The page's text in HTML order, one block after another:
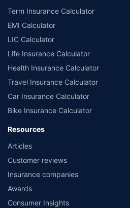
Term Insurance Calculator
EMI Calculator
LIC Calculator
Life Insurance Calculator
Health Insurance Calculator
Travel Insurance Calculator
Car Insurance Calculator
Bike Insurance Calculator
Resources
Articles
Customer reviews
Insurance companies
Awards
Consumer Insights